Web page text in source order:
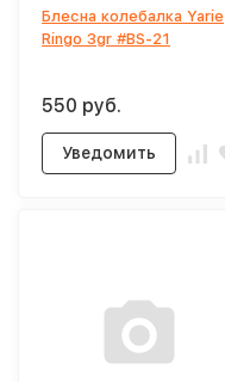
Блесна колебалка Yarie
Ringo 3gr #BS-21
550 руб.
Уведомить